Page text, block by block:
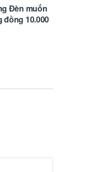
Đèn muốn
10.000